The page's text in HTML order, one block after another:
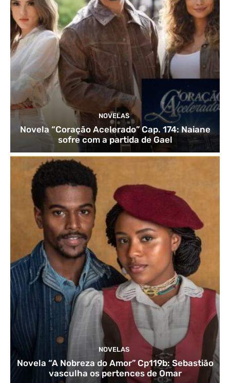
NOVELAS
Novela “Coração Acelerado” Cap. 174: Naiane
sofre com a partida de Gael
NOVELAS
Novela “A Nobreza do Amor” Cp119b: Sebastião
vasculha os pertences de Omar